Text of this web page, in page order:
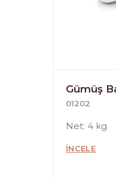
Gümüş
01202
Net: 4 kg
İNCELE